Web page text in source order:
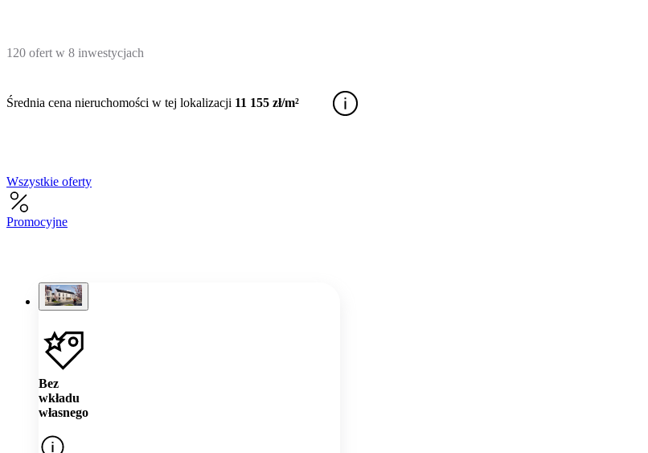
120 ofert w 8 inwestycjach
Średnia cena nieruchomości w tej lokalizacji 11 155 zł/m²
Wszystkie oferty
Promocyjne
Bez
wkładu
własnego